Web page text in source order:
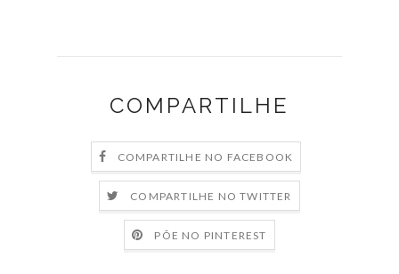
COMPARTILHE
COMPARTILHE NO FACEBOOK
COMPARTILHE NO TWITTER
PÕE NO PINTEREST